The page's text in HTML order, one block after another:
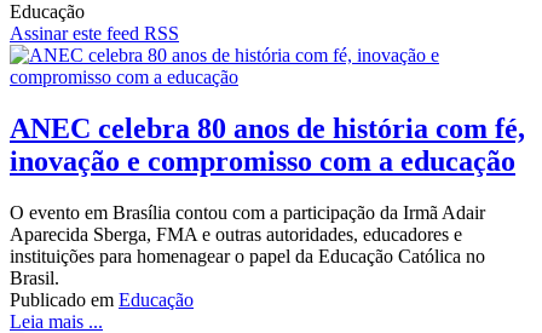
Educação
Assinar este feed RSS
ANEC celebra 80 anos de história com fé,
inovação e compromisso com a educação
O evento em Brasília contou com a participação da Irmã Adair
Aparecida Sberga, FMA e outras autoridades, educadores e
instituições para homenagear o papel da Educação Católica no
Brasil.
Publicado em Educação
Leia mais ...